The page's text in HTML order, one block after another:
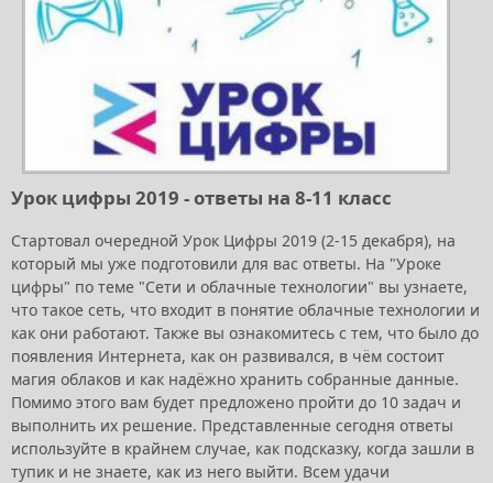
Урок цифры 2019 - ответы на 8-11 класс
Стартовал очередной Урок Цифры 2019 (2-15 декабря), на
который мы уже подготовили для вас ответы. На "Уроке
цифры" по теме "Сети и облачные технологии" вы узнаете,
что такое сеть, что входит в понятие облачные технологии и
как они работают. Также вы ознакомитесь с тем, что было до
появления Интернета, как он развивался, в чём состоит
магия облаков и как надёжно хранить собранные данные.
Помимо этого вам будет предложено пройти до 10 задач и
выполнить их решение. Представленные сегодня ответы
используйте в крайнем случае, как подсказку, когда зашли в
тупик и не знаете, как из него выйти. Всем удачи